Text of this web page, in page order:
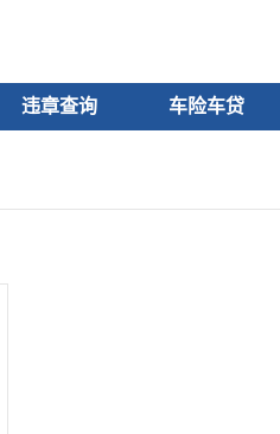
违章查询 车险车贷